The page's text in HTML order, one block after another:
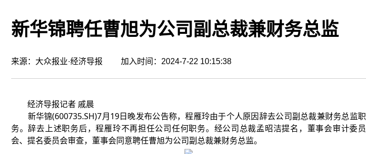
新华锦聘任曹旭为公司副总裁兼财务总监
来源：大众报业·经济导报 加入时间：2024-7-22 10:15:38
经济导报记者 戚晨
新华锦(600735.SH)7月19日晚发布公告称，程雁玲由于个人原因辞去公司副总裁兼财务总监职
务。辞去上述职务后，程雁玲不再担任公司任何职务。经公司总裁孟昭洁提名，董事会审计委员
会、提名委员会审查，董事会同意聘任曹旭为公司副总裁兼财务总监。